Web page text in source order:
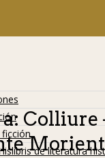
de literatura
Colliure